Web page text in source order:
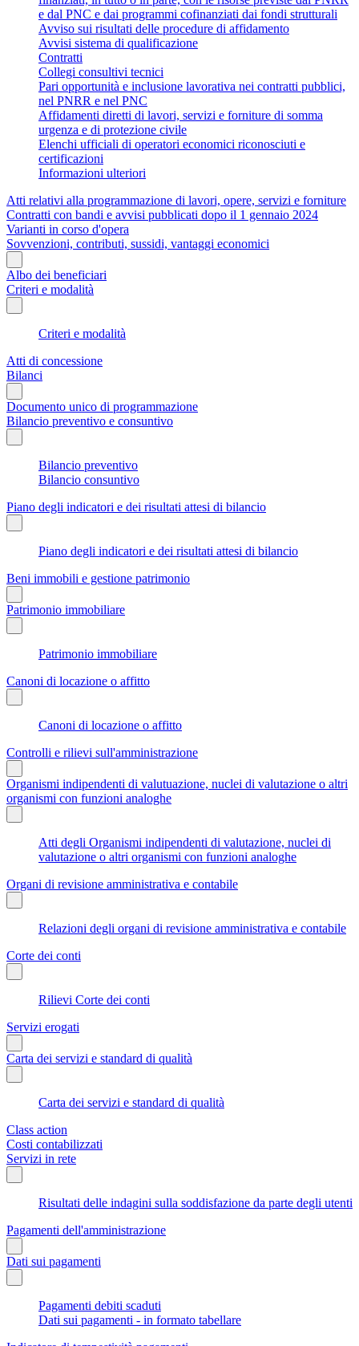
e dal PNC e dai programmi cofinanziati dai fondi strutturali
Avviso sui risultati delle procedure di affidamento
Avvisi sistema di qualificazione
Contratti
Collegi consultivi tecnici
Pari opportunità e inclusione lavorativa nei contratti pubblici,
nel PNRR e nel PNC
Affidamenti diretti di lavori, servizi e forniture di somma
urgenza e di protezione civile
Elenchi ufficiali di operatori economici riconosciuti e
certificazioni
Informazioni ulteriori
Atti relativi alla programmazione di lavori, opere, servizi e forniture
Contratti con bandi e avvisi pubblicati dopo il 1 gennaio 2024
Varianti in corso d'opera
Sovvenzioni, contributi, sussidi, vantaggi economici
Albo dei beneficiari
Criteri e modalità
Criteri e modalità
Atti di concessione
Bilanci
Documento unico di programmazione
Bilancio preventivo e consuntivo
Bilancio preventivo
Bilancio consuntivo
Piano degli indicatori e dei risultati attesi di bilancio
Piano degli indicatori e dei risultati attesi di bilancio
Beni immobili e gestione patrimonio
Patrimonio immobiliare
Patrimonio immobiliare
Canoni di locazione o affitto
Canoni di locazione o affitto
Controlli e rilievi sull'amministrazione
Organismi indipendenti di valutuazione, nuclei di valutazione o altri
organismi con funzioni analoghe
Atti degli Organismi indipendenti di valutazione, nuclei di
valutazione o altri organismi con funzioni analoghe
Organi di revisione amministrativa e contabile
Relazioni degli organi di revisione amministrativa e contabile
Corte dei conti
Rilievi Corte dei conti
Servizi erogati
Carta dei servizi e standard di qualità
Carta dei servizi e standard di qualità
Class action
Costi contabilizzati
Servizi in rete
Risultati delle indagini sulla soddisfazione da parte degli utenti
Pagamenti dell'amministrazione
Dati sui pagamenti
Pagamenti debiti scaduti
Dati sui pagamenti - in formato tabellare